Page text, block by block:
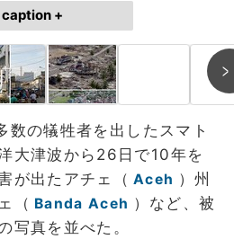
caption +
数の犠牲者を出したスマト
大津波から26日で10年を
が出たアチェ（ Aceh ）州
（ Banda Aceh ）など、被
写真を並べた。